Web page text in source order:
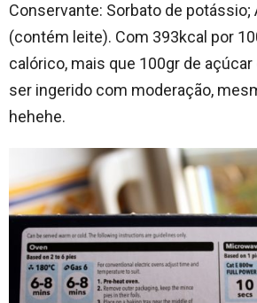
Conservante: Sorbato de potássio;
(contém leite). Com 393kcal por
calórico, mais que 100gr de
ser ingerido com moderação,
hehehe.